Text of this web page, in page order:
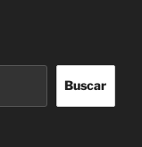
Buscar